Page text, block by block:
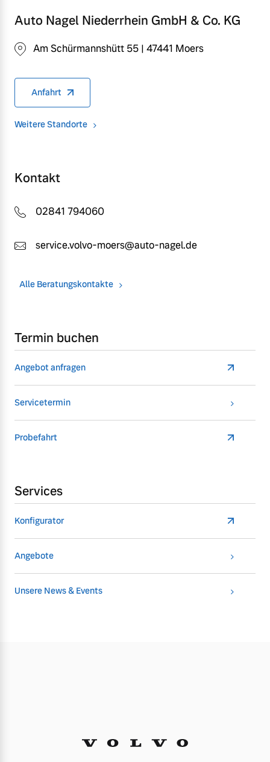
Auto Nagel Niederrhein GmbH & Co. KG
Am Schürmannshütt 55 | 47441 Moers
Anfahrt
Weitere Standorte
Kontakt
02841 794060
service.volvo-moers@auto-nagel.de
Alle Beratungskontakte
Termin buchen
Angebot anfragen
Servicetermin
Probefahrt
Services
Konfigurator
Angebote
Unsere News & Events